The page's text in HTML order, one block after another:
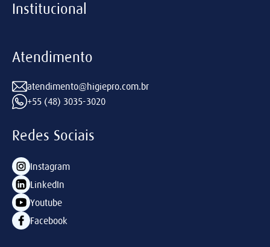
Institucional
Atendimento
atendimento@higiepro.com.br
+55 (48) 3035-3020
Redes Sociais
Instagram
LinkedIn
Youtube
Facebook